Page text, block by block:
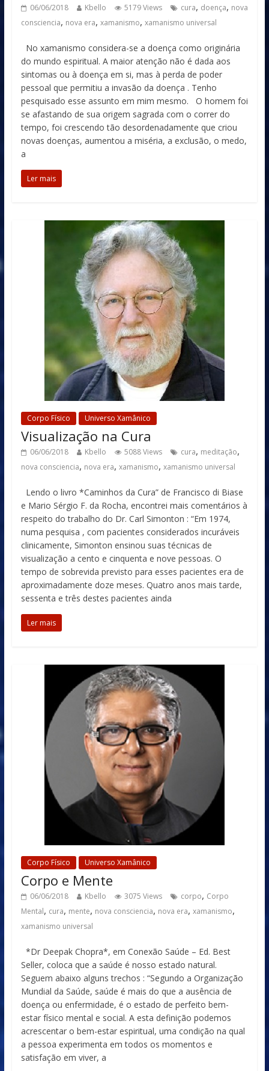
06/06/2018 Kbello 5179 Views cura, doença, nova
consciencia, nova era, xamanismo, xamanismo universal
No xamanismo considera-se a doença como originária
do mundo espiritual. A maior atenção não é dada aos
sintomas ou à doença em si, mas à perda de poder
pessoal que permitiu a invasão da doença . Tenho
pesquisado esse assunto em mim mesmo. O homem foi
se afastando de sua origem sagrada com o correr do
tempo, foi crescendo tão desordenadamente que criou
novas doenças, aumentou a miséria, a exclusão, o medo,
a
Ler mais
Corpo Físico Universo Xamânico
Visualização na Cura
06/06/2018 Kbello 5088 Views cura, meditação,
nova consciencia, nova era, xamanismo, xamanismo universal
Lendo o livro *Caminhos da Cura” de Francisco di Biase
e Mario Sérgio F. da Rocha, encontrei mais comentários à
respeito do trabalho do Dr. Carl Simonton : “Em 1974,
numa pesquisa , com pacientes considerados incuráveis
clinicamente, Simonton ensinou suas técnicas de
visualização a cento e cinquenta e nove pessoas. O
tempo de sobrevida previsto para esses pacientes era de
aproximadamente doze meses. Quatro anos mais tarde,
sessenta e três destes pacientes ainda
Ler mais
Corpo Físico Universo Xamânico
Corpo e Mente
06/06/2018 Kbello 3075 Views corpo, Corpo
Mental, cura, mente, nova consciencia, nova era, xamanismo,
xamanismo universal
*Dr Deepak Chopra*, em Conexão Saúde – Ed. Best
Seller, coloca que a saúde é nosso estado natural.
Seguem abaixo alguns trechos : “Segundo a Organização
Mundial da Saúde, saúde é mais do que a ausência de
doença ou enfermidade, é o estado de perfeito bem-
estar físico mental e social. A esta definição podemos
acrescentar o bem-estar espiritual, uma condição na qual
a pessoa experimenta em todos os momentos e
satisfação em viver, a